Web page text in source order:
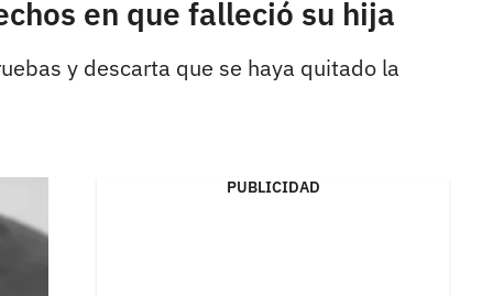
en que falleció su hija
y descarta que se haya quitado la
PUBLICIDAD